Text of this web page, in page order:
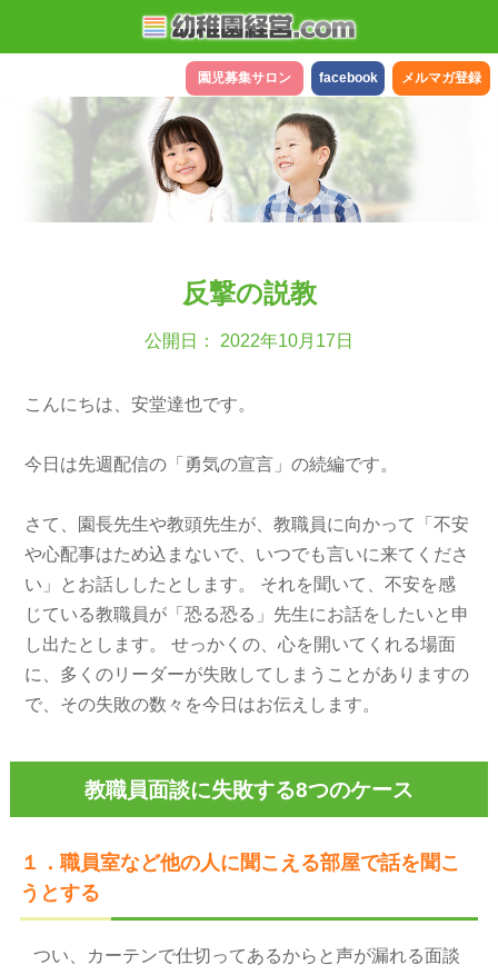
メルマガ登録
facebook
園児募集サロン
反撃の説教
公開日： 2022年10月17日
こんにちは、安堂達也です。
今日は先週配信の「勇気の宣言」の続編です。
さて、園長先生や教頭先生が、教職員に向かって「不安
や心配事はため込まないで、いつでも言いに来てくださ
い」とお話ししたとします。 それを聞いて、不安を感
じている教職員が「恐る恐る」先生にお話をしたいと申
し出たとします。 せっかくの、心を開いてくれる場面
に、多くのリーダーが失敗してしまうことがありますの
で、その失敗の数々を今日はお伝えします。
教職員面談に失敗する8つのケース
１．職員室など他の人に聞こえる部屋で話を聞こ
うとする
つい、カーテンで仕切ってあるからと声が漏れる面談